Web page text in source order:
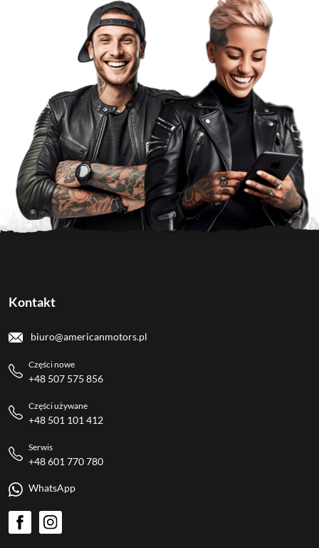
Kontakt
biuro@americanmotors.pl
Części nowe
+48 507 575 856
Części używane
+48 501 101 412
Serwis
+48 601 770 780
WhatsApp